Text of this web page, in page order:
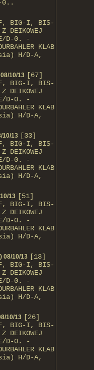
0..
BIG-I, BIS-
DEIKOWEJ
D-0. -
KLAB
H/D-A,
10/13 [67]
BIG-I, BIS-
DEIKOWEJ
D-0. -
KLAB
H/D-A,
10/13 [33]
BIG-I, BIS-
DEIKOWEJ
D-0. -
KLAB
H/D-A,
13 [51]
BIG-I, BIS-
DEIKOWEJ
D-0. -
KLAB
H/D-A,
08/10/13 [13]
BIG-I, BIS-
DEIKOWEJ
D-0. -
KLAB
H/D-A,
10/13 [26]
BIG-I, BIS-
DEIKOWEJ
D-0. -
KLAB
H/D-A,